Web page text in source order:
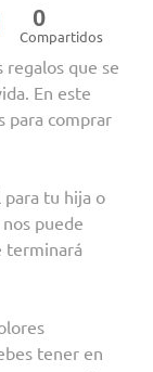
0
Compartidos
regalos que se
En este
para comprar
para tu hija o
puede
terminará
tener en